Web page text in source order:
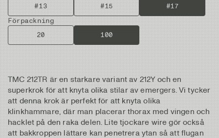
#13 #15
#17
Förpackning
20
100
TMC 212TR är en starkare variant av 212Y och en
superkrok för att knyta olika stilar av emergers. Vi tycker
att denna krok är perfekt för att knyta olika
klinkhammare, där man placerar thorax med vingen och
hacklet på den raka delen. Lite tjockare wire gör också
att bakkroppen lättare kan penetrera ytan så att flugan